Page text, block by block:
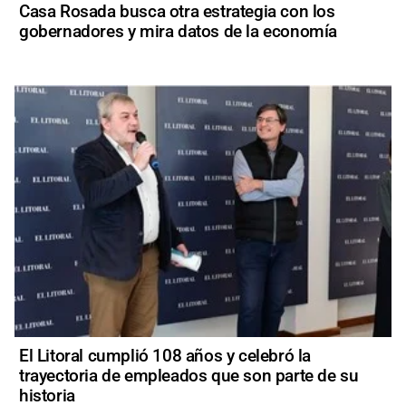
Casa Rosada busca otra estrategia con los
gobernadores y mira datos de la economía
El Litoral cumplió 108 años y celebró la
trayectoria de empleados que son parte de su
historia